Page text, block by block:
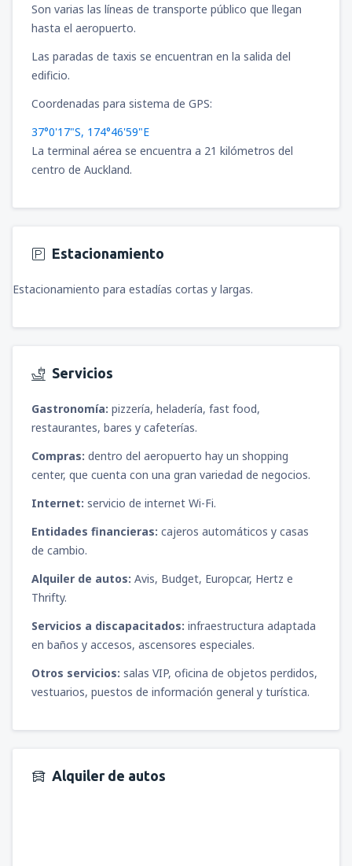
Son varias las líneas de transporte público que llegan
hasta el aeropuerto.
Las paradas de taxis se encuentran en la salida del
edificio.
Coordenadas para sistema de GPS:
37°0'17"S, 174°46'59"E
La terminal aérea se encuentra a 21 kilómetros del
centro de Auckland.
Estacionamiento
Estacionamiento para estadías cortas y largas.
Servicios
Gastronomía: pizzería, heladería, fast food,
restaurantes, bares y cafeterías.
Compras: dentro del aeropuerto hay un shopping
center, que cuenta con una gran variedad de negocios.
Internet: servicio de internet Wi-Fi.
Entidades financieras: cajeros automáticos y casas
de cambio.
Alquiler de autos: Avis, Budget, Europcar, Hertz e
Thrifty.
Servicios a discapacitados: infraestructura adaptada
en baños y accesos, ascensores especiales.
Otros servicios: salas VIP, oficina de objetos perdidos,
vestuarios, puestos de información general y turística.
Alquiler de autos